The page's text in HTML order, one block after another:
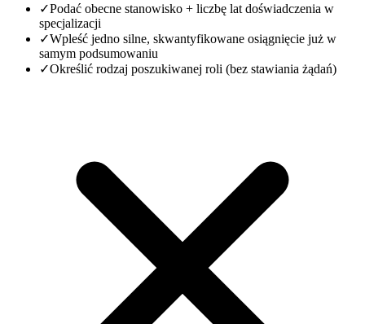
✓Podać obecne stanowisko + liczbę lat doświadczenia w
specjalizacji
✓Wpleść jedno silne, skwantyfikowane osiągnięcie już w
samym podsumowaniu
✓Określić rodzaj poszukiwanej roli (bez stawiania żądań)